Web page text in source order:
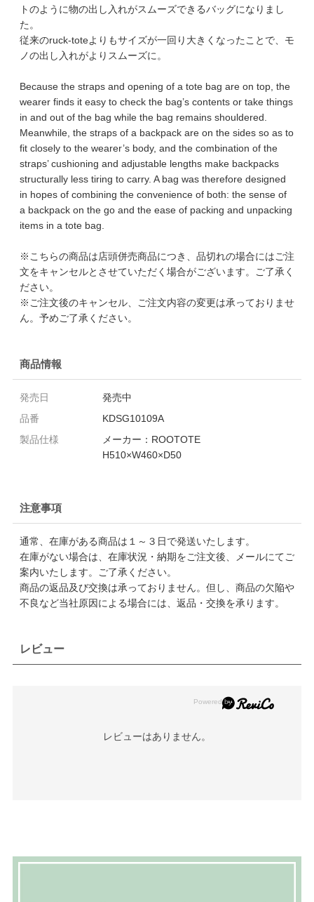
トのように物の出し入れがスムーズできるバッグになりまし
た。
従来のruck-toteよりもサイズが一回り大きくなったことで、モ
ノの出し入れがよりスムーズに。
Because the straps and opening of a tote bag are on top, the
wearer finds it easy to check the bag’s contents or take things
in and out of the bag while the bag remains shouldered.
Meanwhile, the straps of a backpack are on the sides so as to
fit closely to the wearer’s body, and the combination of the
straps’ cushioning and adjustable lengths make backpacks
structurally less tiring to carry. A bag was therefore designed
in hopes of combining the convenience of both: the sense of
a backpack on the go and the ease of packing and unpacking
items in a tote bag.
※こちらの商品は店頭併売商品につき、品切れの場合にはご注
文をキャンセルとさせていただく場合がございます。ご了承く
ださい。
※ご注文後のキャンセル、ご注文内容の変更は承っておりませ
ん。予めご了承ください。
商品情報
発売日
発売中
品番
KDSG10109A
製品仕様
メーカー：ROOTOTE
H510×W460×D50
注意事項
通常、在庫がある商品は１～３日で発送いたします。
在庫がない場合は、在庫状況・納期をご注文後、メールにてご
案内いたします。ご了承ください。
商品の返品及び交換は承っておりません。但し、商品の欠陥や
不良など当社原因による場合には、返品・交換を承ります。
レビュー
レビューはありません。